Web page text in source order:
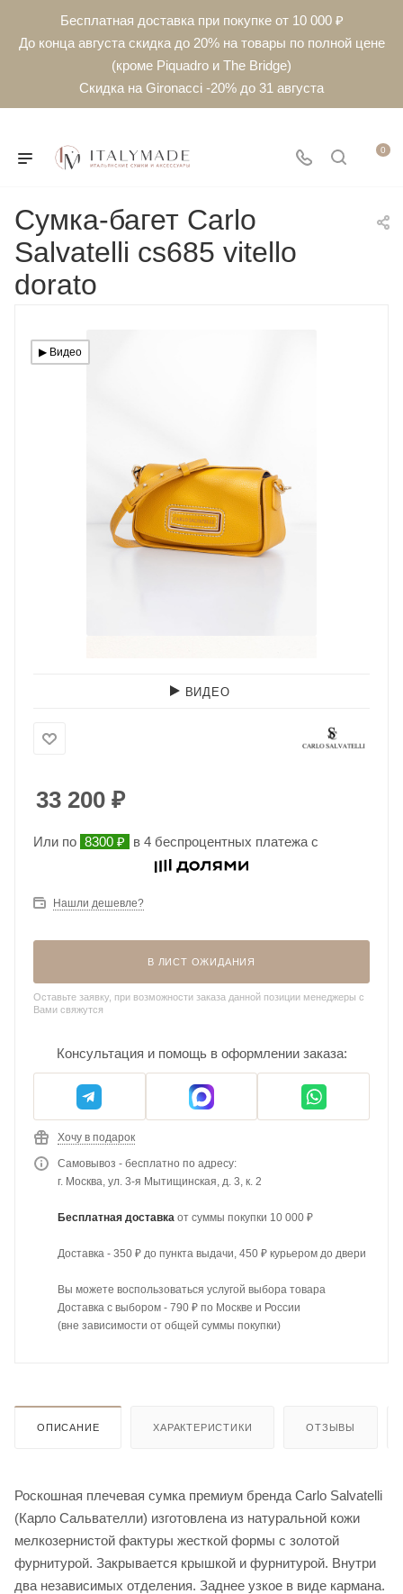
Бесплатная доставка при покупке от 10 000 ₽
До конца августа скидка до 20% на товары по полной цене
(кроме Piquadro и The Bridge)
Скидка на Gironacci -20% до 31 августа
0
Сумка-багет Carlo
Salvatelli cs685 vitello
dorato
▶︎ Видео
ВИДЕО
33 200 ₽
Или по 8300 ₽ в 4 беспроцентных платежа с
Нашли дешевле?
В ЛИСТ ОЖИДАНИЯ
Оставьте заявку, при возможности заказа данной позиции менеджеры с
Вами свяжутся
Консультация и помощь в оформлении заказа:
Хочу в подарок
Самовывоз - бесплатно по адресу:
г. Москва, ул. 3-я Мытищинская, д. 3, к. 2
Бесплатная доставка от суммы покупки 10 000 ₽
Доставка - 350 ₽ до пункта выдачи, 450 ₽ курьером до двери
Вы можете воспользоваться услугой выбора товара
Доставка с выбором - 790 ₽ по Москве и России
(вне зависимости от общей суммы покупки)
ОПИСАНИЕ ХАРАКТЕРИСТИКИ ОТЗЫВЫ
Роскошная плечевая сумка премиум бренда Carlo Salvatelli
(Карло Сальвателли) изготовлена из натуральной кожи
мелкозернистой фактуры жесткой формы с золотой
фурнитурой. Закрывается крышкой и фурнитурой. Внутри
два независимых отделения. Заднее узкое в виде кармана.